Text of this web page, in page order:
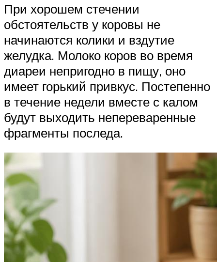
При хорошем стечении
обстоятельств у коровы не
начинаются колики и вздутие
желудка. Молоко коров во время
диареи непригодно в пищу, оно
имеет горький привкус. Постепенно
в течение недели вместе с калом
будут выходить непереваренные
фрагменты последа.